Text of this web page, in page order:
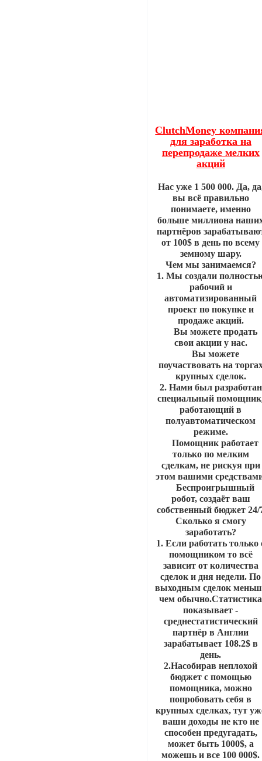
ClutchMoney
для заработка на
перепродаже мелких
акций
Нас уже 1 500 000. Да,
вы всё правильно
понимаете, именно
больше миллиона
партнёров
от 100$ в день по всему
земному шару.
Чем мы занимаемся?
1. Мы создали
рабочий и
автоматизированный
проект по покупке и
продаже акций.
Вы можете продать
свои акции у нас.
Вы можете
поучаствовать на
крупных сделок.
2. Нами был разработан
специальный
работающий в
полуавтоматическом
режиме.
Помощник работает
только по мелким
сделкам, не рискуя при
этом вашими
Беспроигрышный
робот, создаёт ваш
собственный бюджет 24/
Сколько я смогу
заработать?
1. Если работать только
помощником то всё
зависит от количества
сделок и дня недели. По
выходным сделок
чем обычно.Статистика
показывает -
среднестатистический
партнёр в Англии
зарабатывает 108.2$ в
день.
2.Насобирав неплохой
бюджет с помощью
помощника, можно
попробовать себя в
крупных сделках, тут
ваши доходы не кто не
способен предугадать,
может быть 1000$, а
можешь и все 100 000$.